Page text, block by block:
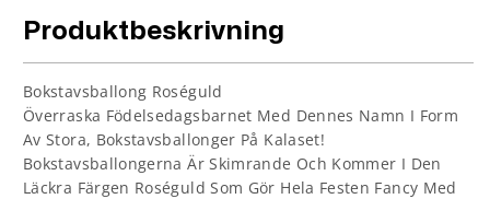
Produktbeskrivning
Bokstavsballong Roséguld
Överraska Födelsedagsbarnet Med Dennes Namn I Form
Av Stora, Bokstavsballonger På Kalaset!
Bokstavsballongerna Är Skimrande Och Kommer I Den
Läckra Färgen Roséguld Som Gör Hela Festen Fancy Med